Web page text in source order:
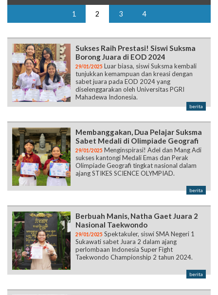
1 2 3 4
Sukses Raih Prestasi! Siswi Suksma
Borong Juara di EOD 2024
29/01/2025 Luar biasa, siswi Suksma kembali
tunjukkan kemampuan dan kreasi dengan
sabet juara pada EOD 2024 yang
diselenggarakan oleh Universitas PGRI
Mahadewa Indonesia.
berita
Membanggakan, Dua Pelajar Suksma
Sabet Medali di Olimpiade Geografi
29/01/2025 Menginspirasi! Adel dan Mang Adi
sukses kantongi Medali Emas dan Perak
Olimpiade Geografi tingkat nasional dalam
ajang STIKES SCIENCE OLYMPIAD.
berita
Berbuah Manis, Natha Gaet Juara 2
Nasional Taekwondo
29/01/2025 Spektakuler, siswi SMA Negeri 1
Sukawati sabet Juara 2 dalam ajang
perlombaan Indonesia Super Fight
Taekwondo Championship 2 tahun 2024.
berita